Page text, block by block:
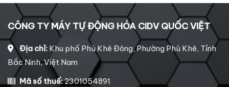
370,000₫.
CÔNG TY MÁY TỰ ĐỘNG HÓA CIDV QUỐC VIỆT
Địa chỉ: Khu phố Phù Khê Đông, Phường Phù Khê, Tỉnh
Bắc Ninh, Việt Nam
Mã số thuế:2301054891